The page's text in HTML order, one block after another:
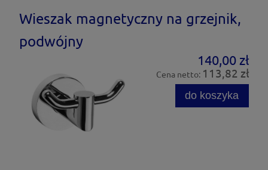
Wieszak magnetyczny na grzejnik,
podwójny
140,00 zł
Cena netto: 113,82 zł
do koszyka